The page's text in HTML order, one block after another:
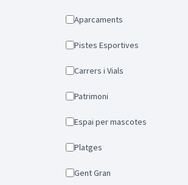
Aparcaments
Pistes Esportives
Carrers i Vials
Patrimoni
Espai per mascotes
Platges
Gent Gran